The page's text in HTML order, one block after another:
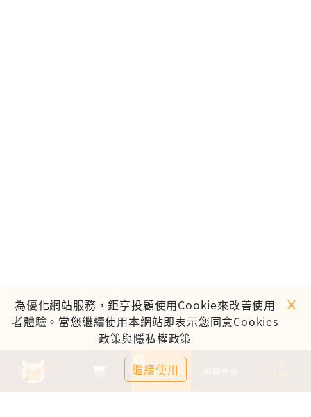
基金比較
0
為優化網站服務，鉅亨投顧使用Cookie來改善使用
者體驗。當您繼續使用本網站即表示您同意Cookies
政策與隱私權政策
繼續使用
ｘ